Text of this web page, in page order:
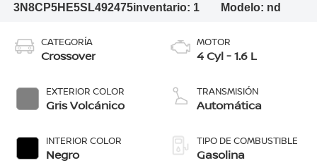
3N8CP5HE5SL492475inventario: 1
Modelo: nd
CATEGORÍA
Crossover
EXTERIOR COLOR
Gris Volcánico
INTERIOR COLOR
Negro
MOTOR
4 Cyl - 1.6 L
TRANSMISIÓN
Automática
TIPO DE COMBUSTIBLE
Gasolina